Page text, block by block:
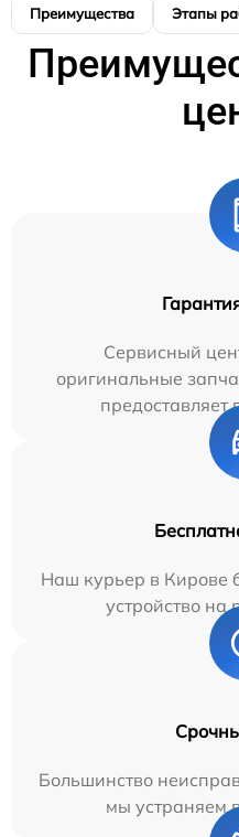
Преимущества Этапы
Сервисный
оригинальные
предоставляет
Наш курьер в Кирове
устройство на
Большинство
мы устраняем